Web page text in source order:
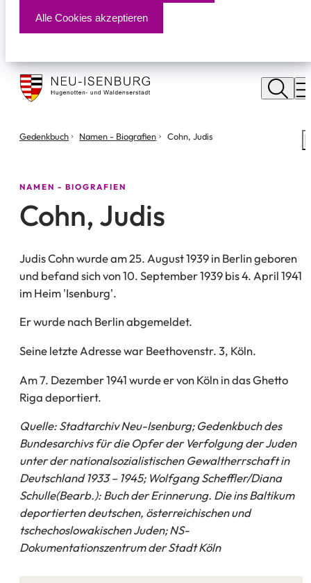
Alle Cookies akzeptieren
Stadt
Neu
Isenburg
SieGedenkbuch Namen - Biografien Cohn, Judis
NAMEN - BIOGRAFIEN
Cohn, Judis
Judis Cohn wurde am 25. August 1939 in Berlin geboren
und befand sich von 10. September 1939 bis 4. April 1941
im Heim 'Isenburg'.
Er wurde nach Berlin abgemeldet.
Seine letzte Adresse war Beethovenstr. 3, Köln.
Am 7. Dezember 1941 wurde er von Köln in das Ghetto
Riga deportiert.
Quelle: Stadtarchiv Neu-Isenburg; Gedenkbuch des
Bundesarchivs für die Opfer der Verfolgung der Juden
unter der nationalsozialistischen Gewaltherrschaft in
Deutschland 1933 – 1945; Wolfgang Scheffler/Diana
Schulle(Bearb.): Buch der Erinnerung. Die ins Baltikum
deportierten deutschen, österreichischen und
tschechoslowakischen Juden; NS-
Dokumentationszentrum der Stadt Köln